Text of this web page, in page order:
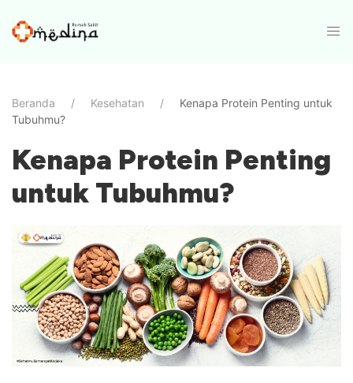
Beranda Kesehatan
Kenapa Protein Penting untuk
Tubuhmu?
Kenapa Protein Penting
untuk Tubuhmu?